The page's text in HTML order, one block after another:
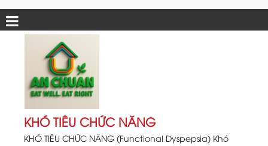
KHÓ TIÊU CHỨC NĂNG
KHÓ TIÊU CHỨC NĂNG (Functional Dyspepsia) Khó